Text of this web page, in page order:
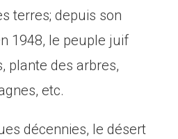
terres; depuis son
1948, le peuple juif
plante des arbres,
etc.
décennies, le désert